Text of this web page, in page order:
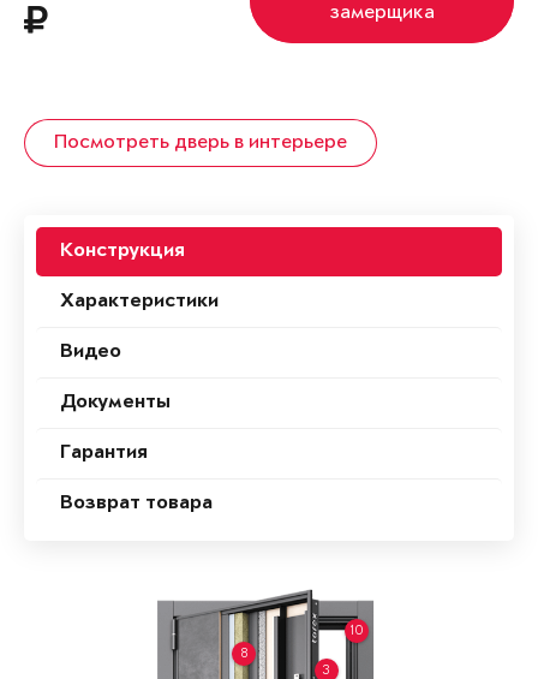
замерщика
Посмотреть дверь в интерьере
Конструкция
Характеристики
Видео
Документы
Гарантия
Возврат товара
3
8
10